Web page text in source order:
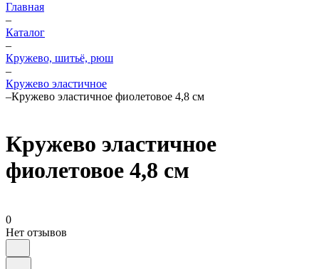
Главная
–
Каталог
–
Кружево, шитьё, рюш
–
Кружево эластичное
–Кружево эластичное фиолетовое 4,8 см
Кружево эластичное
фиолетовое 4,8 см
0
Нет отзывов